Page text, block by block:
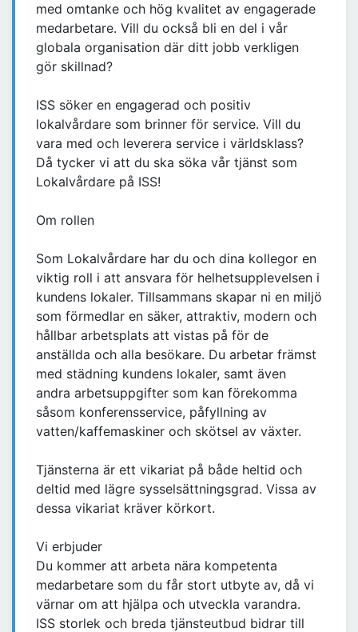
med omtanke och hög kvalitet av engagerade
medarbetare. Vill du också bli en del i vår
globala organisation där ditt jobb verkligen
gör skillnad?
ISS söker en engagerad och positiv
lokalvårdare som brinner för service. Vill du
vara med och leverera service i världsklass?
Då tycker vi att du ska söka vår tjänst som
Lokalvårdare på ISS!
Om rollen
Som Lokalvårdare har du och dina kollegor en
viktig roll i att ansvara för helhetsupplevelsen i
kundens lokaler. Tillsammans skapar ni en miljö
som förmedlar en säker, attraktiv, modern och
hållbar arbetsplats att vistas på för de
anställda och alla besökare. Du arbetar främst
med städning kundens lokaler, samt även
andra arbetsuppgifter som kan förekomma
såsom konferensservice, påfyllning av
vatten/kaffemaskiner och skötsel av växter.
Tjänsterna är ett vikariat på både heltid och
deltid med lägre sysselsättningsgrad. Vissa av
dessa vikariat kräver körkort.
Vi erbjuder
Du kommer att arbeta nära kompetenta
medarbetare som du får stort utbyte av, då vi
värnar om att hjälpa och utveckla varandra.
ISS storlek och breda tjänsteutbud bidrar till